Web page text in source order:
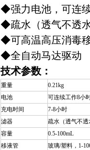
◆强力电池，可连
◆疏水（透气不透
◆可高温高压消毒
◆全自动马达驱动
技术参数：
重量
0.21kg
电池
可连续工作8小
充电时间
7-8小时
滤器
疏水（透气不
容量
0.5-100mL
移液管
玻璃/塑料，1-